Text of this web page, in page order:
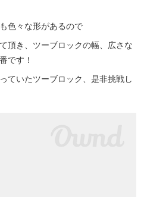
色々な形があるので
頂き、ツーブロックの幅、広さな
です！
ていたツーブロック、是非挑戦し